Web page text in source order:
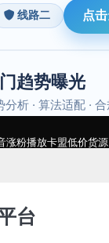
粉播放卡盟低价货源
台